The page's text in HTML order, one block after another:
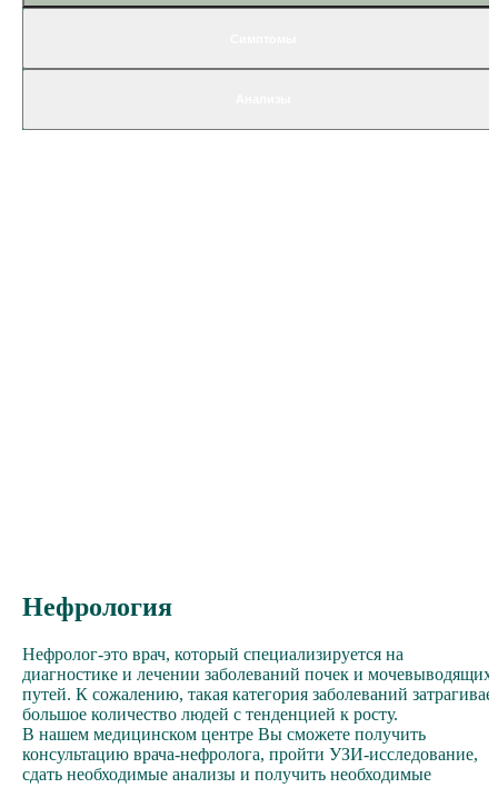
Нефрология
Нефролог-это врач, который специализируется на
диагностике и лечении заболеваний почек и мочевыводящих
путей. К сожалению, такая категория заболеваний
большое количество людей с тенденцией к росту.
В нашем медицинском центре Вы сможете получить
консультацию врача-нефролога, пройти УЗИ-исследование,
сдать необходимые анализы и получить необходимые